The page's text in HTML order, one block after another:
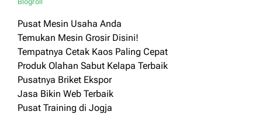
Pusat Mesin Usaha Anda
Temukan Mesin Grosir Disini!
Tempatnya Cetak Kaos Paling Cepat
Produk Olahan Sabut Kelapa Terbaik
Pusatnya Briket Ekspor
Jasa Bikin Web Terbaik
Pusat Training di Jogja